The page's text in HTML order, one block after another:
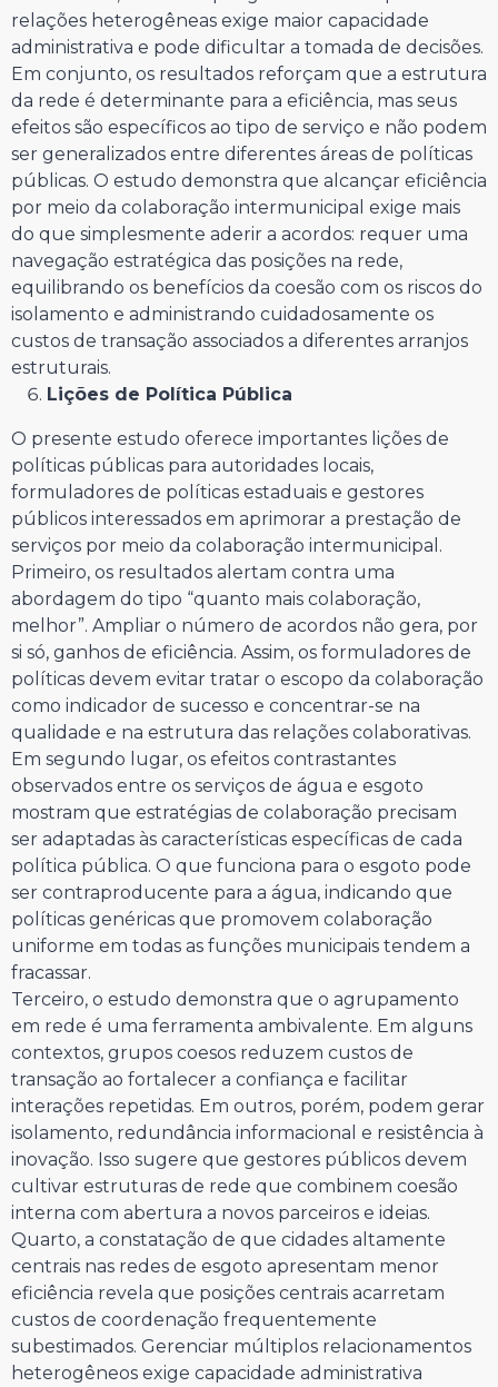
relações heterogêneas exige maior capacidade
administrativa e pode dificultar a tomada de decisões.
Em conjunto, os resultados reforçam que a estrutura
da rede é determinante para a eficiência, mas seus
efeitos são específicos ao tipo de serviço e não podem
ser generalizados entre diferentes áreas de políticas
públicas. O estudo demonstra que alcançar eficiência
por meio da colaboração intermunicipal exige mais
do que simplesmente aderir a acordos: requer uma
navegação estratégica das posições na rede,
equilibrando os benefícios da coesão com os riscos do
isolamento e administrando cuidadosamente os
custos de transação associados a diferentes arranjos
estruturais.
Lições de Política Pública
O presente estudo oferece importantes lições de
políticas públicas para autoridades locais,
formuladores de políticas estaduais e gestores
públicos interessados em aprimorar a prestação de
serviços por meio da colaboração intermunicipal.
Primeiro, os resultados alertam contra uma
abordagem do tipo “quanto mais colaboração,
melhor”. Ampliar o número de acordos não gera, por
si só, ganhos de eficiência. Assim, os formuladores de
políticas devem evitar tratar o escopo da colaboração
como indicador de sucesso e concentrar-se na
qualidade e na estrutura das relações colaborativas.
Em segundo lugar, os efeitos contrastantes
observados entre os serviços de água e esgoto
mostram que estratégias de colaboração precisam
ser adaptadas às características específicas de cada
política pública. O que funciona para o esgoto pode
ser contraproducente para a água, indicando que
políticas genéricas que promovem colaboração
uniforme em todas as funções municipais tendem a
fracassar.
Terceiro, o estudo demonstra que o agrupamento
em rede é uma ferramenta ambivalente. Em alguns
contextos, grupos coesos reduzem custos de
transação ao fortalecer a confiança e facilitar
interações repetidas. Em outros, porém, podem gerar
isolamento, redundância informacional e resistência à
inovação. Isso sugere que gestores públicos devem
cultivar estruturas de rede que combinem coesão
interna com abertura a novos parceiros e ideias.
Quarto, a constatação de que cidades altamente
centrais nas redes de esgoto apresentam menor
eficiência revela que posições centrais acarretam
custos de coordenação frequentemente
subestimados. Gerenciar múltiplos relacionamentos
heterogêneos exige capacidade administrativa